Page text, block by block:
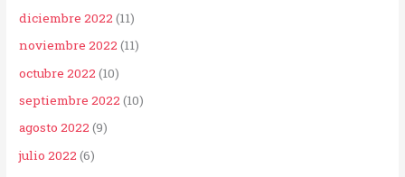
diciembre 2022 (11)
noviembre 2022 (11)
octubre 2022 (10)
septiembre 2022 (10)
agosto 2022 (9)
julio 2022 (6)